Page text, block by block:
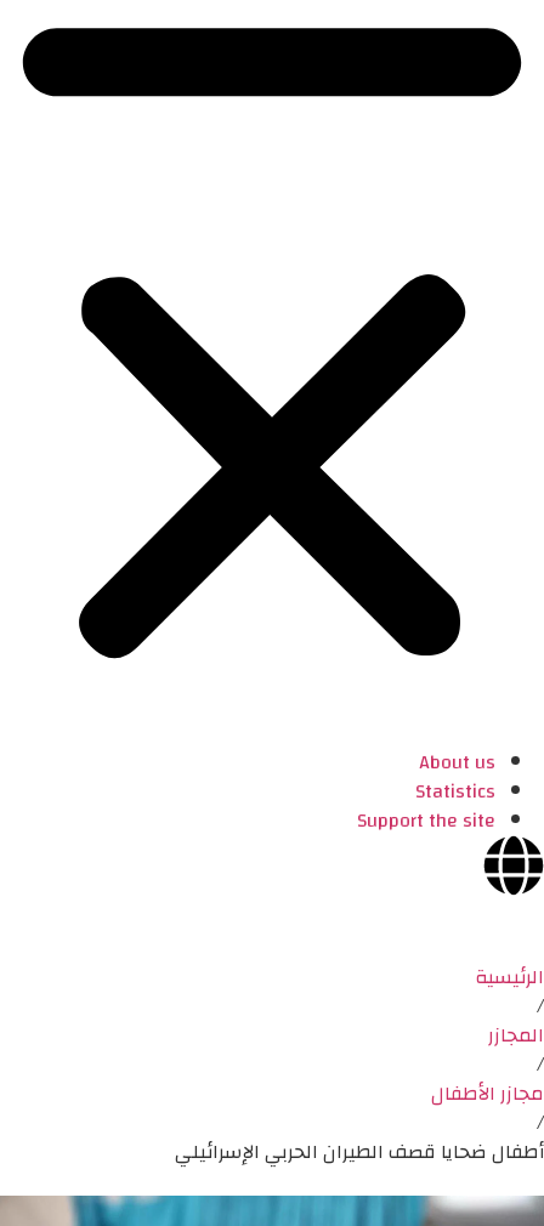
About us
Statistics
Support the site
الرئيسية
/
المجازر
/
مجازر الأطفال
/
أطفال ضحايا قصف الطيران الحربي الإسرائيلي